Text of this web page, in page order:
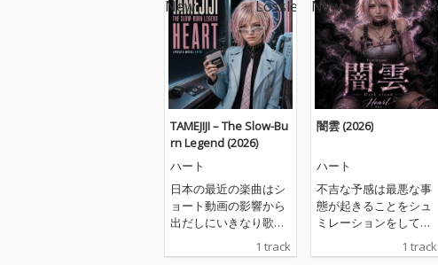
TAMEJIJI – The Slow-Bu
rn Legend (2026)
ハート
日本の最近の楽曲はシ
ョート動画の影響から
出だしにいきなり歌い
く、それらを好む若者
1 track
闇雲 (2026)
ハート
不吉な予感は最悪な事
態が起きることをシュ
ミレーションをしてダ
のですが、その未来は
1 track